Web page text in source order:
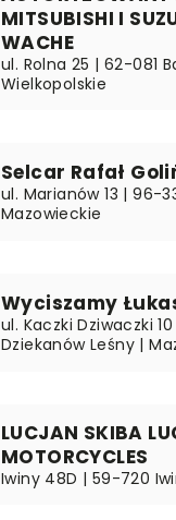
MITSUBISHI I
WACHE
ul. Rolna 25 | 62-081
Wielkopolskie
Selcar Rafał
ul. Marianów 13 | 96-
Mazowieckie
Wyciszamy
ul. Kaczki Dziwaczki
Dziekanów Leśny |
LUCJAN SKIBA
MOTORCYCLES
Iwiny 48D | 59-720